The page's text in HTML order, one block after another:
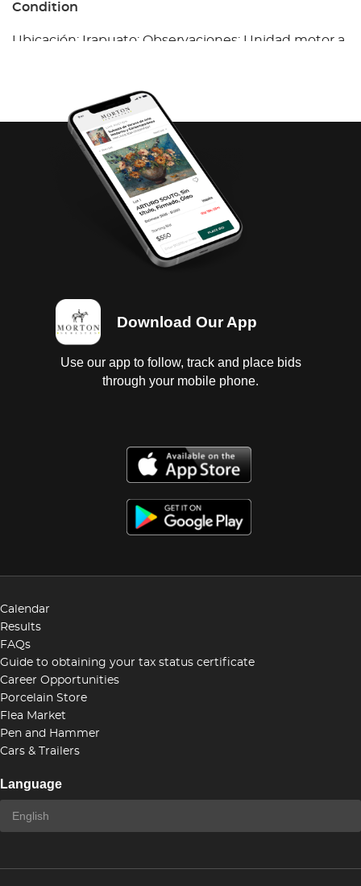
Condition
Ubicación: Irapuato; Observaciones: Unidad motor a
estandar sin probar; interiores regulares vestidura y
tapete rotos, falta asiento trasero; instrumentos
regulares, tablero regular completo; suspensión de
amortiguador sin probar; chasis en regular estado;
carrocería con golpes ligeros, fascia delantera y
puerta trasera dañados, parabrisas estrellado; 4
llantas con 1/4 de vida.
Download Our App
Use our app to follow, track and place bids
through your mobile phone.
Calendar
Results
FAQs
Guide to obtaining your tax status certificate
Career Opportunities
Porcelain Store
Flea Market
Pen and Hammer
Cars & Trailers
Language